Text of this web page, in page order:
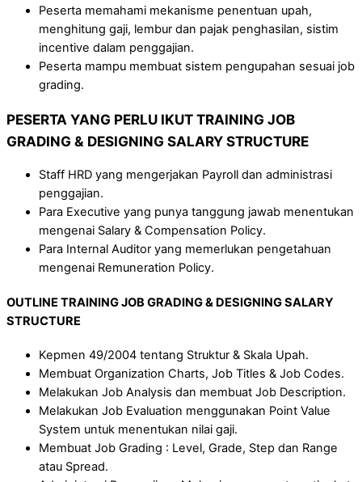
Peserta memahami mekanisme penentuan upah,
menghitung gaji, lembur dan pajak penghasilan, sistim
incentive dalam penggajian.
Peserta mampu membuat sistem pengupahan sesuai job
grading.
PESERTA YANG PERLU IKUTTRAINING JOB
GRADING & DESIGNING SALARY STRUCTURE
Staff HRD yang mengerjakan Payroll dan administrasi
penggajian.
Para Executive yang punya tanggung jawab menentukan
mengenai Salary & Compensation Policy.
Para Internal Auditor yang memerlukan pengetahuan
mengenai Remuneration Policy.
OUTLINE TRAININGJOB GRADING & DESIGNING SALARY
STRUCTURE
Kepmen 49/2004 tentang Struktur & Skala Upah.
Membuat Organization Charts, Job Titles & Job Codes.
Melakukan Job Analysis dan membuat Job Description.
Melakukan Job Evaluation menggunakan Point Value
System untuk menentukan nilai gaji.
Membuat Job Grading : Level, Grade, Step dan Range
atau Spread.